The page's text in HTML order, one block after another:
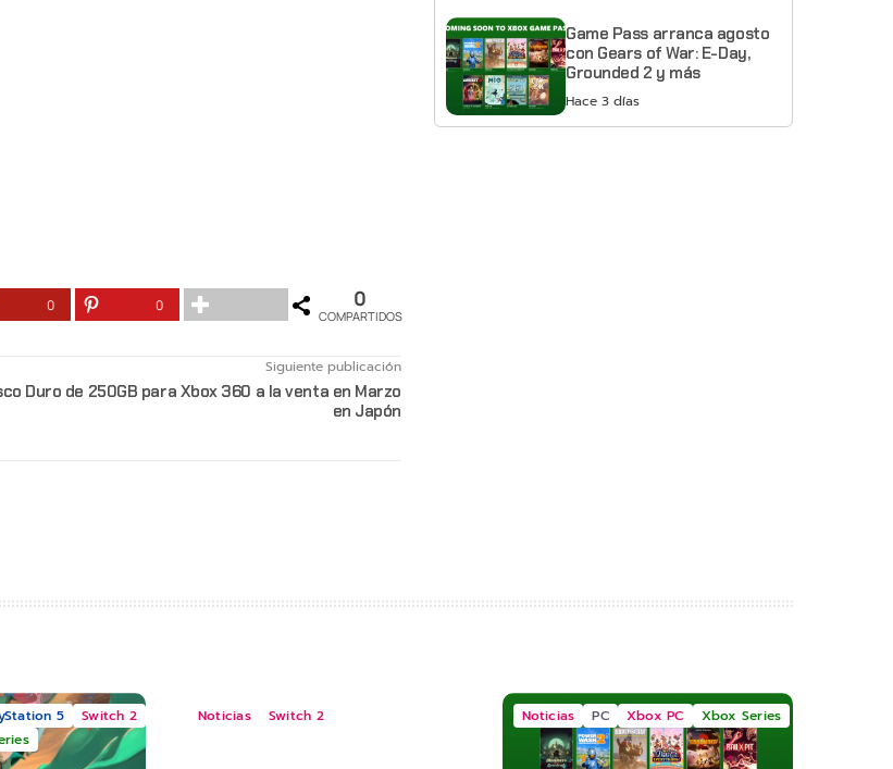
0 0 0
COMPARTIDOS
Siguiente publicación
Duro de 250GB para Xbox 360 a la venta en Marzo
en Japón
Game Pass arranca agosto
con Gears of War: E-Day,
Grounded 2 y más
Hace 3 días
5
Switch 2
Noticias Switch 2 Noticias PC Xbox PC Xbox Series